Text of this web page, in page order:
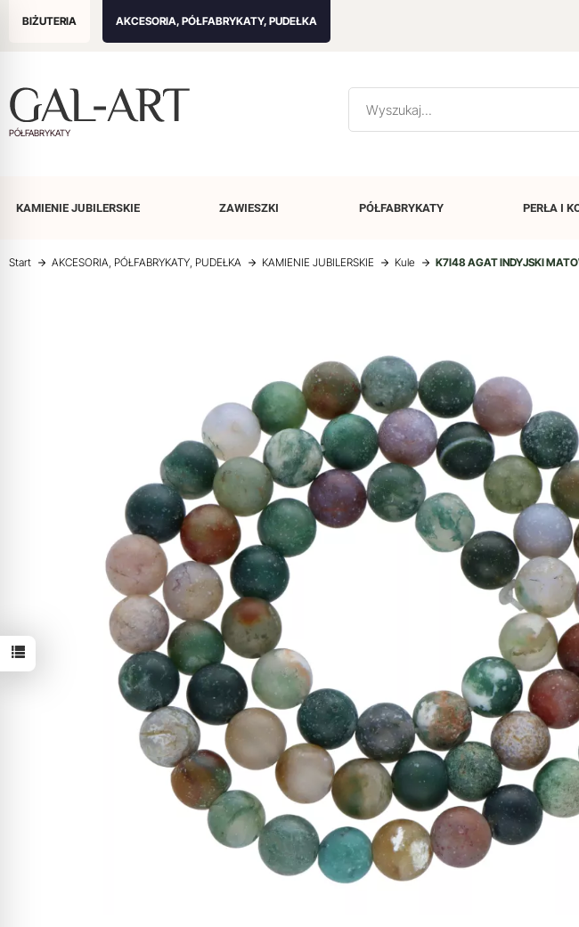
BIŻUTERIA AKCESORIA, PÓŁFABRYKATY, PUDEŁKA
PÓŁFABRYKATY
KAMIENIE JUBILERSKIE ZAWIESZKI PÓŁFABRYKATY PERŁA I
Start AKCESORIA, PÓŁFABRYKATY, PUDEŁKA KAMIENIE JUBILERSKIE Kule K7I48 AGAT INDYJSKI